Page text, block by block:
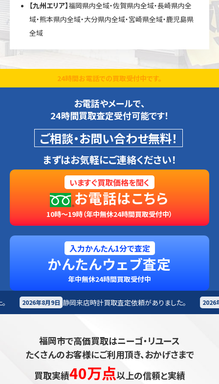
【九州エリア】福岡県内全域・佐賀県内全域・長崎県内全
域・熊本県内全域・大分県内全域・宮崎県全域・鹿児島県
全域
24時間お電話での買取受付中です。
お電話やメールで、
24時間買取査定受付可能です！
ご相談・お問い合わせ無料！
まずはお気軽にご連絡ください！
いますぐ買取価格を聞く
お電話はこちら
10時～19時（年中無休24時間買取受付中）
入力かんたん1分で査定
かんたんウェブ査定
年中無休24時間買取受付中
店 時計買取査定依頼がありました。 2026年8月9日 青森市 オーデ
福岡市で高価買取はニーゴ・リユース
たくさんのお客様にご利用頂き、おかげさまで
買取実績40万点以上の信頼と実績